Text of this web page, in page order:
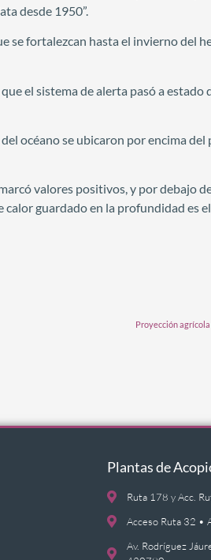
desde 1950”.
se fortalezcan hasta el invierno del
el sistema de alerta pasó a estado
océano se ubicaron por encima del
valores positivos, y por debajo
guardado en la profundidad es
Proyección
Plantas de
Ruta 178 y Acc.
Acceso Ruta 32 •
Av. Rodríguez